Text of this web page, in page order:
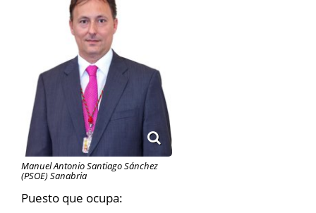
Manuel Antonio Santiago Sánchez
(PSOE) Sanabria
Puesto que ocupa: